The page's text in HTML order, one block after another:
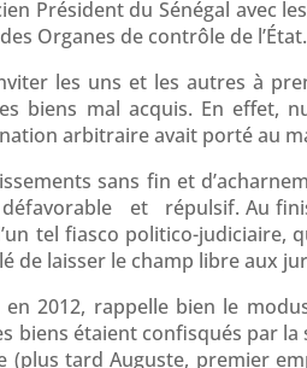
Président du Sénégal avec
Organes de contrôle de l’État.
les uns et les autres à
biens mal acquis. En effet,
arbitraire avait porté au
sans fin et
et répulsif. Au finish,
tel fiasco politico-judiciaire,
de laisser le champ libre aux
en 2012, rappelle bien le
biens étaient confisqués par
(plus tard Auguste, premier